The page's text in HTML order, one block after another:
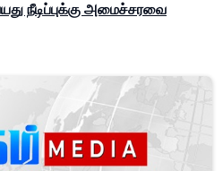
நீடிப்புக்கு அமைச்சரவை